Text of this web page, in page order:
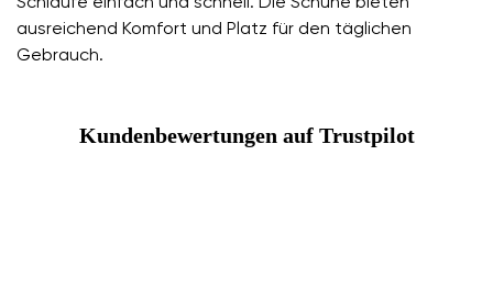
ausreichend Komfort und Platz für den täglichen
Gebrauch.
Kundenbewertungen auf Trustpilot